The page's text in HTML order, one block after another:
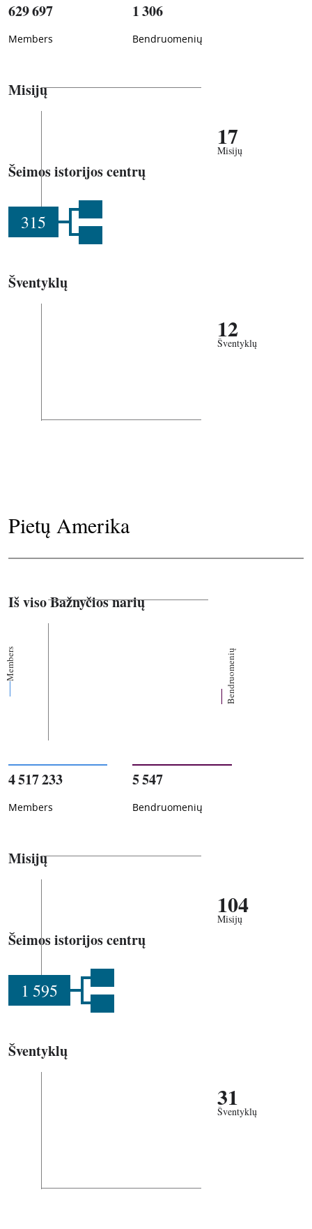
629 697
Members
1 306
Bendruomenių
Misijų
17
Misijų
Šeimos istorijos centrų
315
Šventyklų
12
Šventyklų
Pietų Amerika
Iš viso Bažnyčios narių
Members Bendruomenių
4 517 233
Members
5 547
Bendruomenių
Misijų
104
Misijų
Šeimos istorijos centrų
1 595
Šventyklų
31
Šventyklų